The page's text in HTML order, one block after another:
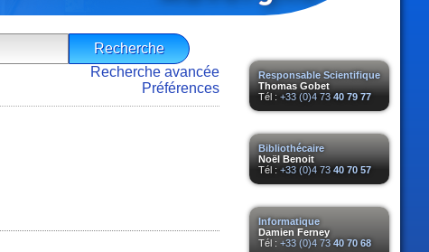
Responsable Scientifique
Thomas Gobet
Tél : +33 (0)4 73 40 79 77
Bibliothécaire
Noël Benoit
Tél : +33 (0)4 73 40 70 57
Informatique
Damien Ferney
Tél : +33 (0)4 73 40 70 68
Recherche avancée
Préférences